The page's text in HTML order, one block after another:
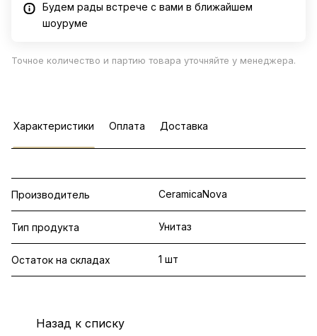
Будем рады встрече с вами в ближайшем
шоуруме
Точное количество и партию товара уточняйте у менеджера.
Характеристики Оплата Доставка
Производитель CeramicaNova
Тип продукта Унитаз
Остаток на складах 1 шт
Назад к списку